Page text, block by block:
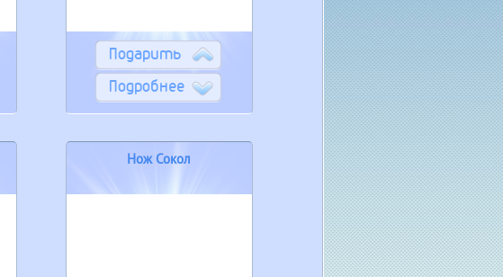
Подарить
Подробнее
Нож Сокол